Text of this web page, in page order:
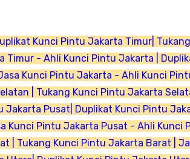
Kunci Pintu Jakarta Timur|
Timur - Ahli Kunci Pintu Jakarta |
Kunci Pintu Jakarta - Ahli Kunci
| Tukang Kunci Pintu Jakarta
Pusat| Duplikat Kunci Pintu
Kunci Pintu Jakarta Pusat - Ahli Kunci
| Tukang Kunci Pintu Jakarta Barat |